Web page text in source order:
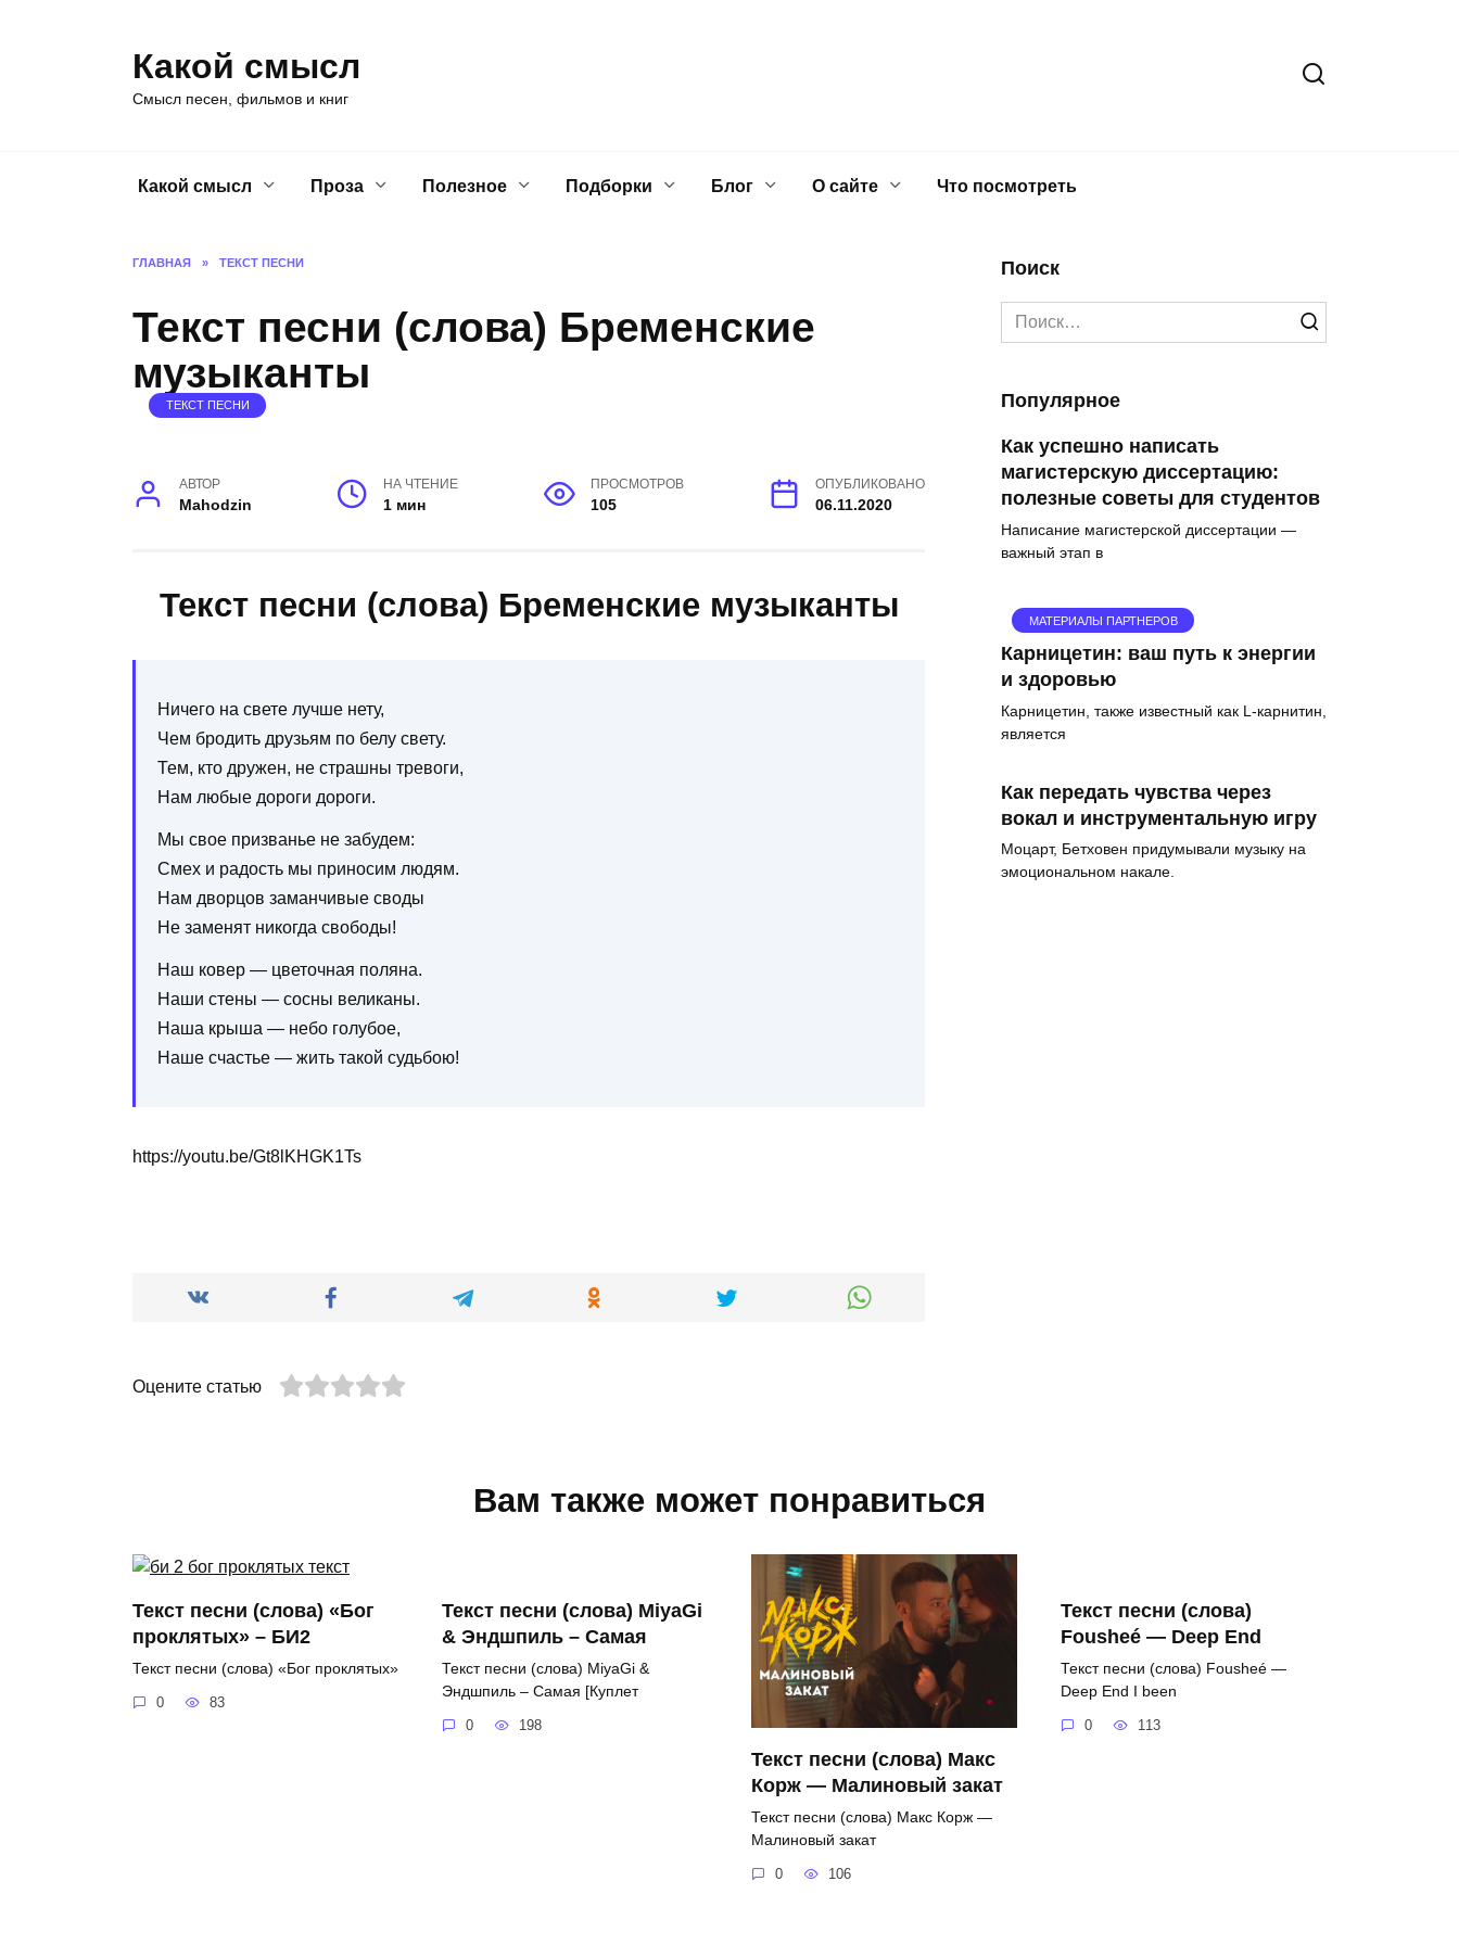
Какой смысл
Смысл песен, фильмов и книг
Какой смысл Проза Полезное Подборки Блог О сайте Что посмотреть
ГЛАВНАЯ » ТЕКСТ ПЕСНИ
Текст песни (слова) Бременские
музыканты
ТЕКСТ ПЕСНИ
АВТОР
Mahodzin
НА ЧТЕНИЕ
1 мин
ПРОСМОТРОВ
105
ОПУБЛИКОВАНО
06.11.2020
Текст песни (слова) Бременские музыканты
Ничего на свете лучше нету,
Чем бродить друзьям по белу свету.
Тем, кто дружен, не страшны тревоги,
Нам любые дороги дороги.
Мы свое призванье не забудем:
Смех и радость мы приносим людям.
Нам дворцов заманчивые своды
Не заменят никогда свободы!
Наш ковер — цветочная поляна.
Наши стены — сосны великаны.
Наша крыша — небо голубое,
Наше счастье — жить такой судьбою!
https://youtu.be/Gt8lKHGK1Ts
Оцените статью
Поиск
Search
for:
Популярное
Как успешно написать
магистерскую диссертацию:
полезные советы для студентов
Написание магистерской диссертации —
важный этап в
МАТЕРИАЛЫ ПАРТНЕРОВ
Карницетин: ваш путь к энергии
и здоровью
Карницетин, также известный как L-карнитин,
является
Как передать чувства через
вокал и инструментальную игру
Моцарт, Бетховен придумывали музыку на
эмоциональном накале.
Вам также может понравиться
Текст песни (слова) «Бог
проклятых» – БИ2
Текст песни (слова) «Бог проклятых»
0 83
Текст песни (слова) MiyaGi
& Эндшпиль – Самая
Текст песни (слова) MiyaGi &
Эндшпиль – Самая [Куплет
0 198
Текст песни (слова) Макс
Корж — Малиновый закат
Текст песни (слова) Макс Корж —
Малиновый закат
0 106
Текст песни (слова)
Fousheé — Deep End
Текст песни (слова) Fousheé —
Deep End I been
0 113